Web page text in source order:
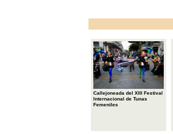
Callejoneada del XIII Festival
Internacional de Tunas
Femeniles